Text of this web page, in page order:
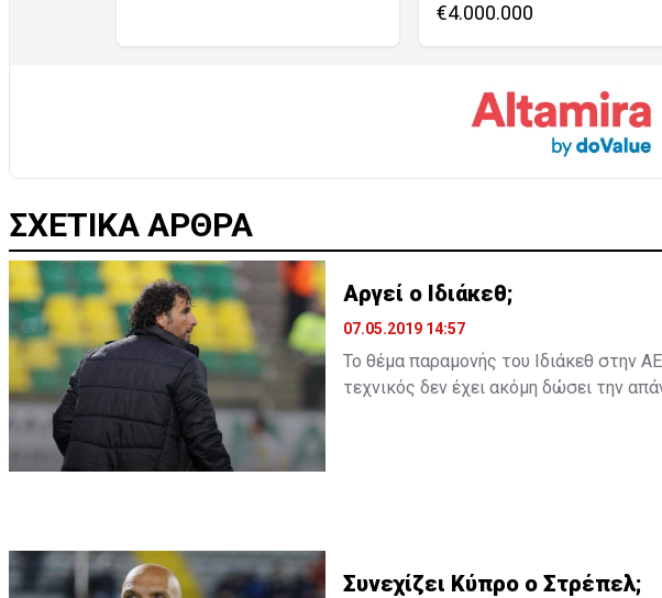
€4.000.000
ΣΧΕΤΙΚΑ ΑΡΘΡΑ
Αργεί ο Ιδιάκεθ;
07.05.2019 14:57
Το θέμα παραμονής του Ιδιάκεθ στην
τεχνικός δεν έχει ακόμη δώσει την
Συνεχίζει Κύπρο ο Στρέπελ;